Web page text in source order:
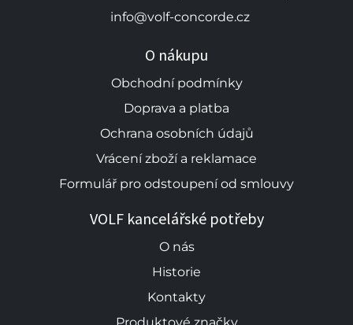
info@volf-concorde.cz
O nákupu
Obchodní podmínky
Doprava a platba
Ochrana osobních údajů
Vrácení zboží a reklamace
Formulář pro odstoupení od smlouvy
VOLF kancelářské potřeby
O nás
Historie
Kontakty